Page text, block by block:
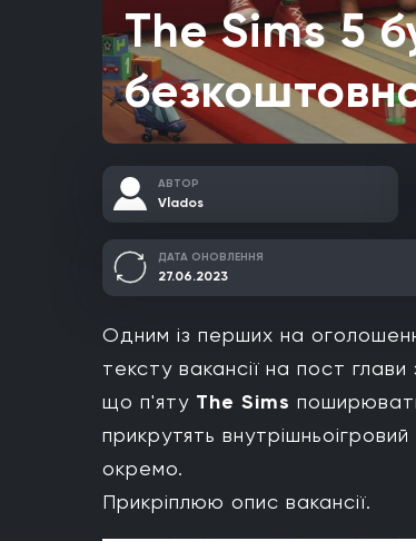
The Sims 5
АВТОР
Vlados
ДАТА ОНОВЛЕННЯ
27.06.2023
Одним із перших на
тексту вакансії на пост
що п'яту The Sims
прикрутять
окремо.
Прикріплюю опис вакансії.